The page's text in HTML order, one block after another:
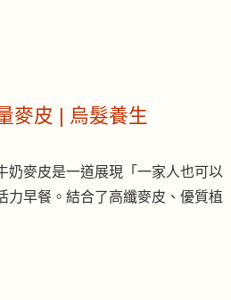
麥皮 | 烏髮養生
奶麥皮是一道展現「一家人也可以
力早餐。結合了高纖麥皮、優質植